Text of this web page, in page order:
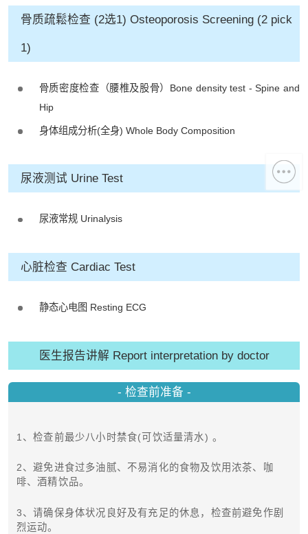
骨质疏鬆检查 (2选1) Osteoporosis Screening (2 pick
1)
骨质密度检查（腰椎及股骨）Bone density test - Spine and
Hip
身体组成分析(全身) Whole Body Composition
尿液测试 Urine Test
尿液常规 Urinalysis
心脏检查 Cardiac Test
静态心电图 Resting ECG
医生报告讲解 Report interpretation by doctor
- 检查前准备 -
1、检查前最少八小时禁食(可饮适量清水) 。
2、避免进食过多油腻、不易消化的食物及饮用浓茶、咖
啡、酒精饮品。
3、请确保身体状况良好及有充足的休息，检查前避免作剧
烈运动。